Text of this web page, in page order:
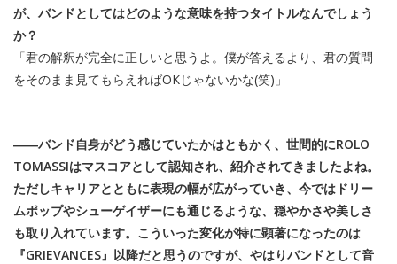
が、バンドとしてはどのような意味を持つタイトルなんでしょう
か？
「君の解釈が完全に正しいと思うよ。僕が答えるより、君の質問
をそのまま見てもらえればOKじゃないかな(笑)」
――バンド自身がどう感じていたかはともかく、世間的にROLO
TOMASSIはマスコアとして認知され、紹介されてきましたよね。
ただしキャリアとともに表現の幅が広がっていき、今ではドリー
ムポップやシューゲイザーにも通じるような、穏やかさや美しさ
も取り入れています。こういった変化が特に顕著になったのは
『GRIEVANCES』以降だと思うのですが、やはりバンドとして音